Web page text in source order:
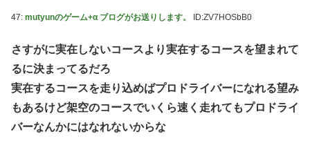
47: mutyunのゲーム+α ブログがお送りします。 ID:ZV7HOSbB0
さすがに実在しないコースより実在するコースを望まれて
るに決まってるだろ
実在するコースを走り込めばプロドライバーになれる望み
もあるけど架空のコースでいくら速く走れてもプロドライ
バーなんかにはなれないからな